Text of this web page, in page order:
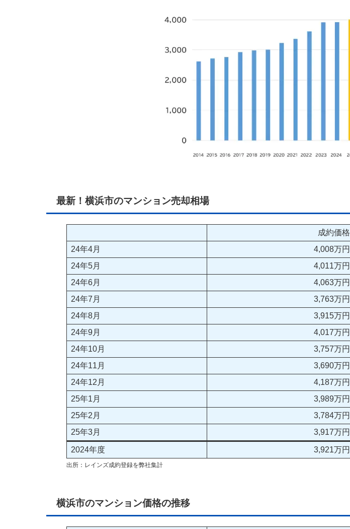
最新！横浜市のマンション売却相場
成約価格
24年4月
4,008万円
24年5月
4,011万円
24年6月
4,063万円
24年7月
3,763万円
24年8月
3,915万円
24年9月
4,017万円
24年10月
3,757万円
24年11月
3,690万円
24年12月
4,187万円
25年1月
3,989万円
25年2月
3,784万円
25年3月
3,917万円
2024年度 3,921万円
出所：レインズ成約登録を弊社集計
横浜市のマンション価格の推移